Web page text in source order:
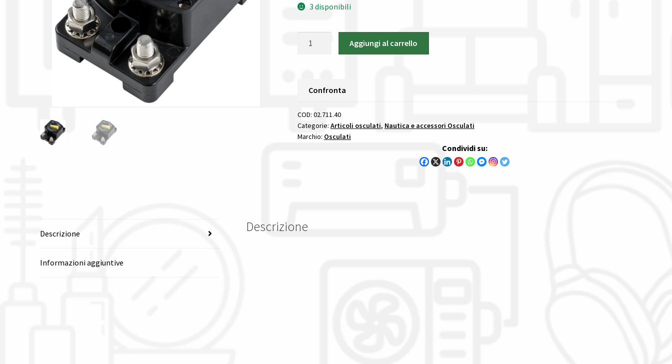
3 disponibili
accessori
verricelli
salpancora
Aggiungi al carrello
Confronta
COD: 02.711.40
Categorie: Articoli osculati, Nautica e accessori Osculati
Marchio: Osculati
Condividi su:
Descrizione
Informazioni aggiuntive
Descrizione